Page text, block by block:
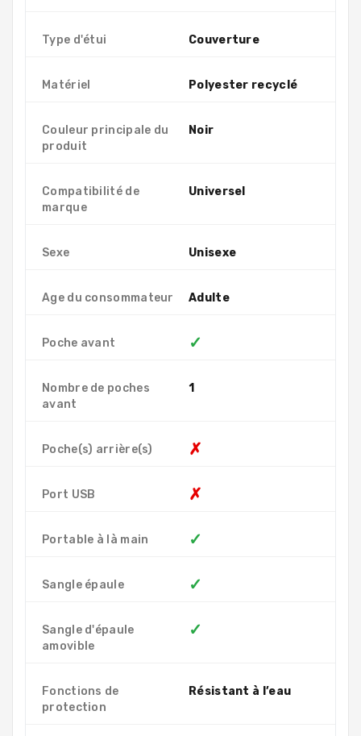
Type d'étui Couverture
Matériel Polyester recyclé
Couleur principale du
produit
Noir
Compatibilité de
marque
Universel
Sexe Unisexe
Age du consommateur Adulte
Poche avant ✓
Nombre de poches
avant
1
Poche(s) arrière(s) ✗
Port USB ✗
Portable à là main ✓
Sangle épaule ✓
Sangle d'épaule
amovible
✓
Fonctions de
protection
Résistant à l’eau